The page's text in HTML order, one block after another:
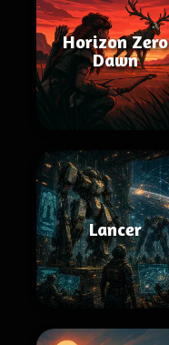
Horizon Zero
Dawn
Lancer